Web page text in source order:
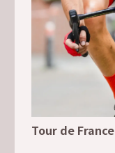
Tour de France